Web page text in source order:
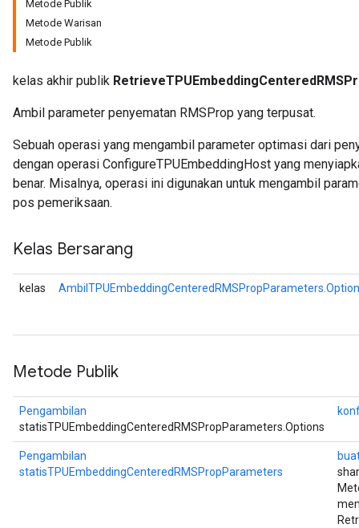
Metode Publik
Metode Warisan
Metode Publik
kelas akhir publik
Ambil parameter penyematan RMSProp yang terpusat.
Sebuah operasi yang mengambil parameter optimasi dari
dengan operasi ConfigureTPUEmbeddingHost yang
benar. Misalnya, operasi ini digunakan untuk mengambil
pos pemeriksaan.
Kelas Bersarang
kelas
Metode Publik
Pengambilan
statisTPUEmbeddingCenteredRMSPropParameters.Options
Pengambilan
statisTPUEmbeddingCenteredRMSPropParameters